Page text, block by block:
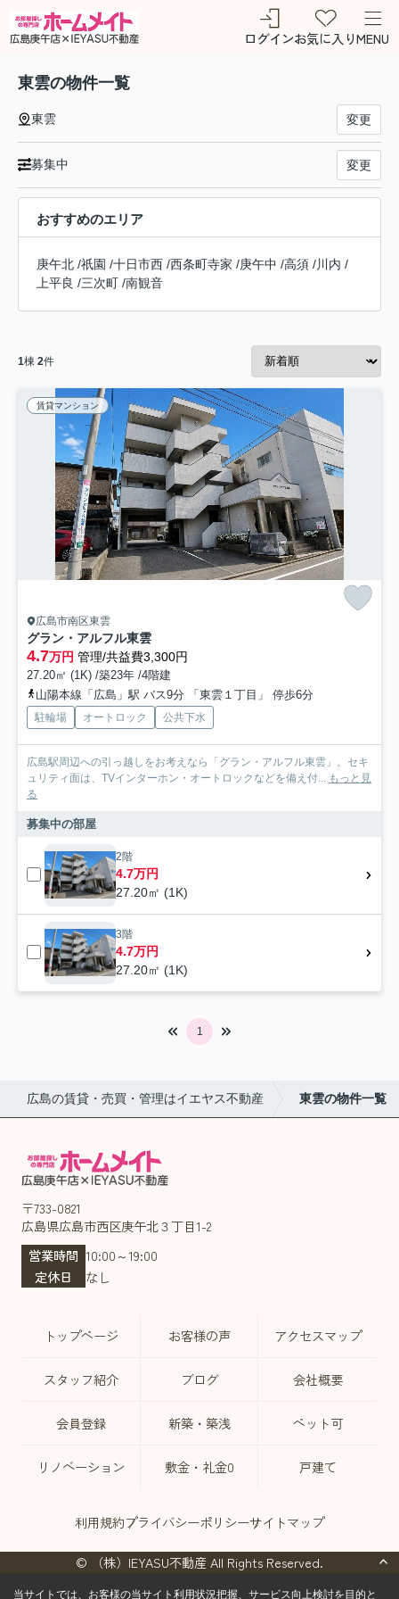
ログインお気に入りMENU
東雲の物件一覧
東雲 変更
募集中 変更
おすすめのエリア
庚午北 /祇園 /十日市西 /西条町寺家 /庚午中 /高須 /川内 /
上平良 /三次町 /南観音
1棟 2件
賃貸マンション
広島市南区東雲
グラン・アルフル東雲
4.7万円 管理/共益費3,300円
27.20㎡ (1K) /築23年 /4階建
山陽本線「広島」駅 バス9分 「東雲１丁目」 停歩6分
駐輪場 オートロック 公共下水
広島駅周辺への引っ越しをお考えなら「グラン・アルフル東雲」。セキ
ュリティ面は、TVインターホン・オートロックなどを備え付...
もっと見
る
募集中の部屋
2階
4.7万円
27.20㎡ (1K)
3階
4.7万円
27.20㎡ (1K)
1
広島の賃貸・売買・管理はイエヤス不動産 東雲の物件一覧
〒733-0821
広島県広島市西区庚午北３丁目1-2
営業時間 10:00～19:00
定休日
なし
トップページ お客様の声 アクセスマップ
スタッフ紹介 ブログ 会社概要
会員登録 新築・築浅 ペット可
リノベーション 敷金・礼金0 戸建て
利用規約プライバシーポリシーサイトマップ
© （株）IEYASU不動産 All Rights Reserved.
当サイトでは、お客様の当サイト利用状況把握、サービス向上検討を目的と